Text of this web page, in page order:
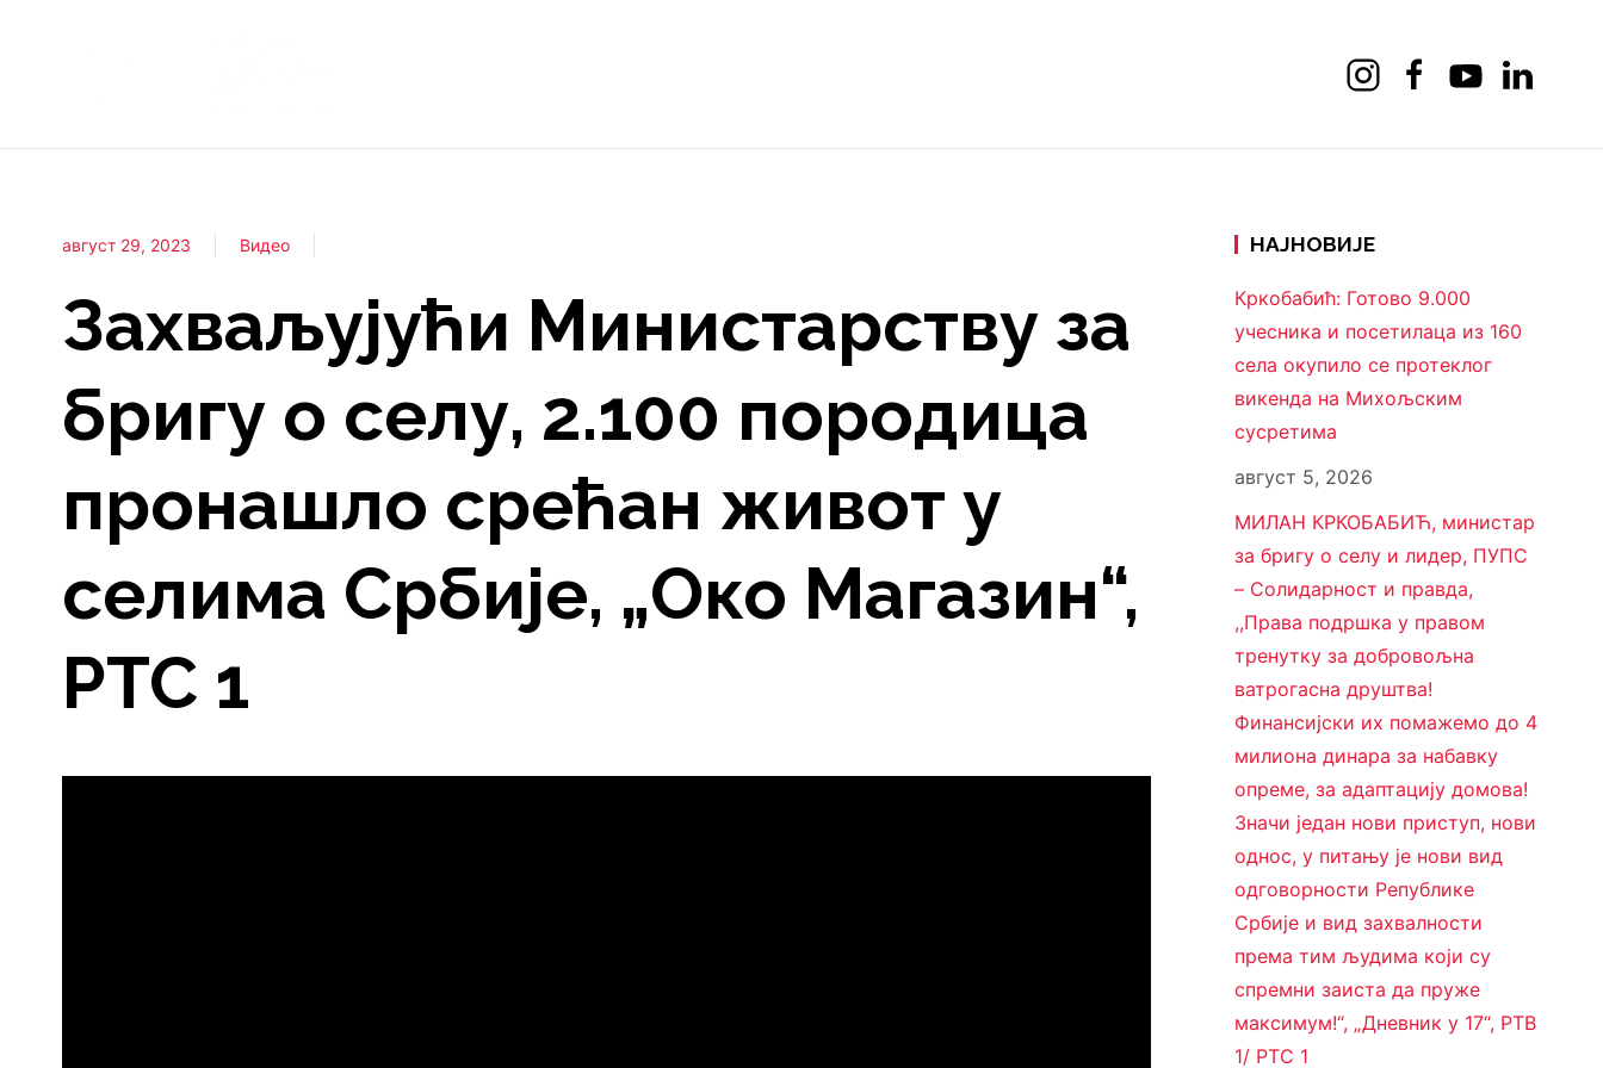
август 29, 2023 Видео
Захваљујући Министарству за
бригу о селу, 2.100 породица
пронашло срећан живот у
селима Србије, „Око Магазин“,
РТС 1
НАЈНОВИЈЕ
Кркобабић: Готово 9.000
учесника и посетилаца из 160
села окупило се протеклог
викенда на Михољским
сусретима
август 5, 2026
МИЛАН КРКОБАБИЋ, министар
за бригу о селу и лидер, ПУПС
– Солидарност и правда,
,,Права подршка у правом
тренутку за добровољна
ватрогасна друштва!
Финансијски их помажемо до 4
милиона динара за набавку
опреме, за адаптацију домова!
Значи један нови приступ, нови
однос, у питању је нови вид
одговорности Републике
Србије и вид захвалности
према тим људима који су
спремни заиста да пруже
максимум!“, „Дневник у 17“, РТВ
1/ РТС 1